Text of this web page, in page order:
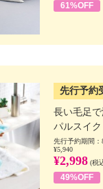
61%OFF
先行予約
長い毛足
パルスイ
先行予約期間
¥5,940
¥2,998 (税
49%OFF